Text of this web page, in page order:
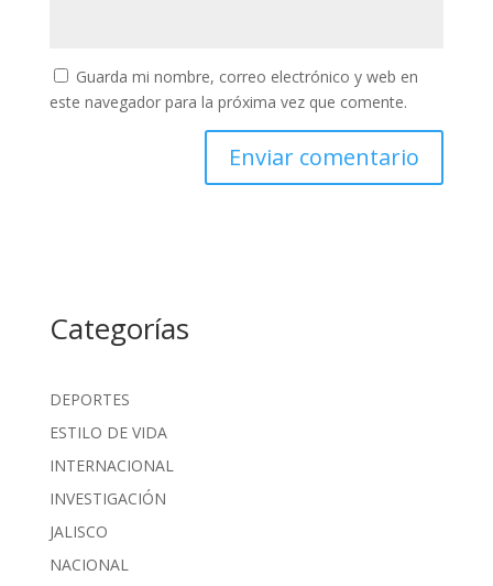
Guarda mi nombre, correo electrónico y web en
este navegador para la próxima vez que comente.
Categorías
DEPORTES
ESTILO DE VIDA
INTERNACIONAL
INVESTIGACIÓN
JALISCO
NACIONAL